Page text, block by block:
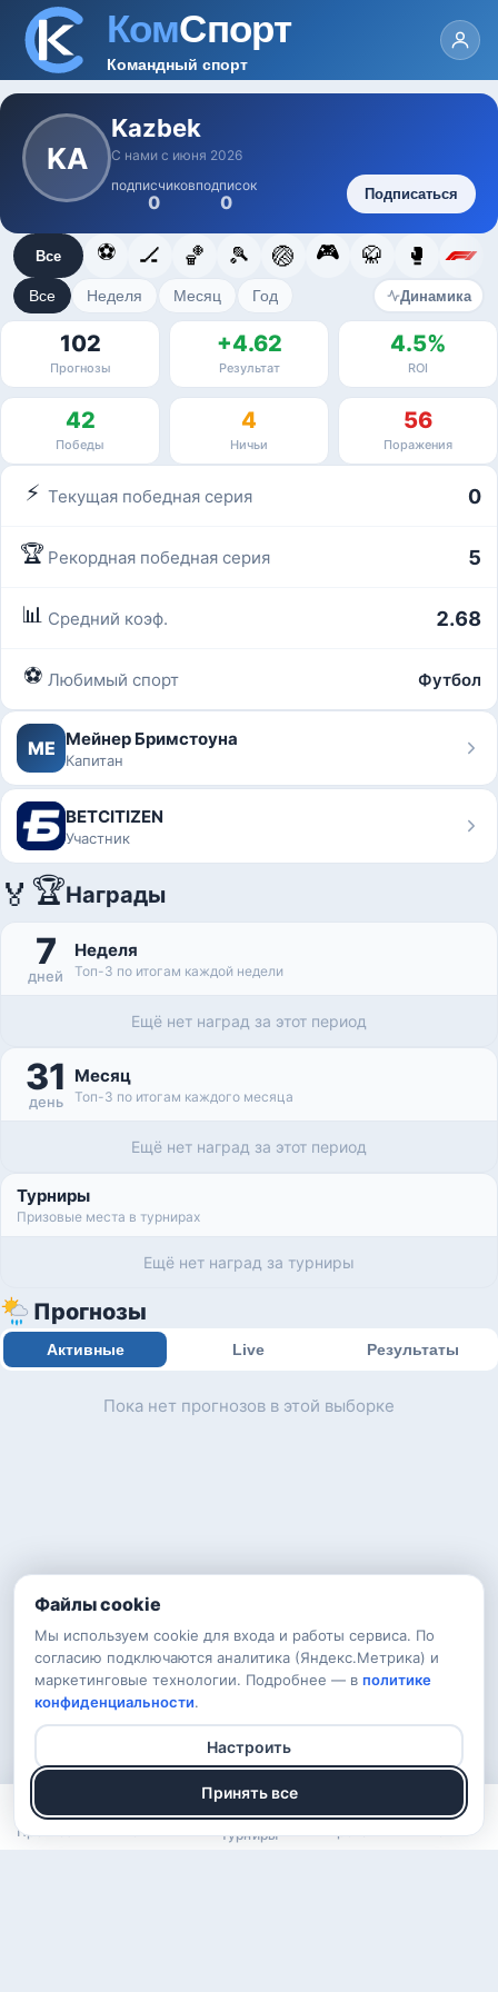
Файлы cookie
Мы используем cookie для входа и работы сервиса. По
согласию подключаются аналитика (Яндекс.Метрика) и
маркетинговые технологии. Подробнее — в политике
конфиденциальности.
Настроить
Принять все
KA
Kazbek
С нами с июня 2026
подписчиков
0
подписок
0 Подписаться
Все ⚽ 🏒 🏀 🎾 🏐 🎮 🥋 🥊
Все Неделя Месяц Год Динамика
102
Прогнозы
+4.62
Результат
4.5%
ROI
42
Победы
4
Ничьи
56
Поражения
⚡ Текущая победная серия 0
🏆 Рекордная победная серия 5
📊 Средний коэф. 2.68
⚽ Любимый спорт Футбол
МЕ Мейнер Бримстоуна
Капитан
BETCITIZEN
Участник
🏅 🏆Награды
7
дней
Неделя
Топ-3 по итогам каждой недели
Ещё нет наград за этот период
31
день
Месяц
Топ-3 по итогам каждого месяца
Ещё нет наград за этот период
Турниры
Призовые места в турнирах
Ещё нет наград за турниры
Прогнозы
Активные Live Результаты
Пока нет прогнозов в этой выборке
Прогнозы Рейтинг Турниры Арена Войти